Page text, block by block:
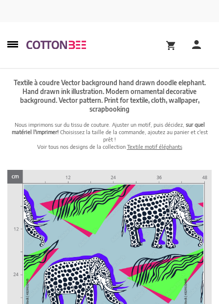
Textile à coudre Vector background hand drawn doodle elephant.
Hand drawn ink illustration. Modern ornamental decorative
background. Vector pattern. Print for textile, cloth, wallpaper,
scrapbooking
Nous imprimons sur du tissu de couture. Ajuster un motif, puis décidez, sur quel
matériel l'imprimer!Choisissez la taille de la commande, ajoutez au panier et c'est
prêt !
Voir tous nos designs de la collection Textile motif éléphants